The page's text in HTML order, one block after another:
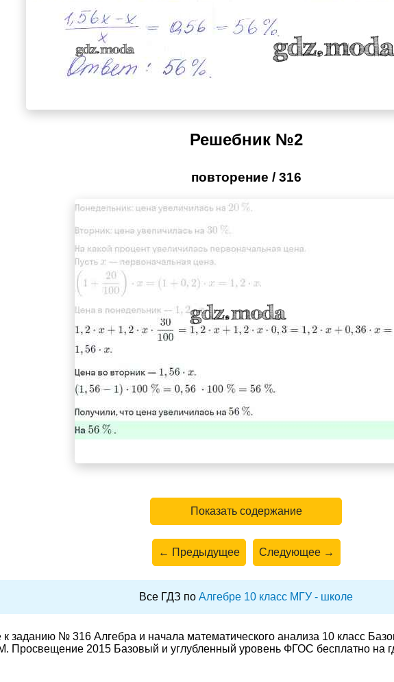
Решебник №2
повторение / 316
Показать содержание
← Предыдущее Следующее →
Все ГДЗ по Алгебре 10 класс МГУ - школе
заданию № 316 Алгебра и начала математического анализа 10 класс
Просвещение 2015 Базовый и углубленный уровень ФГОС бесплатно на